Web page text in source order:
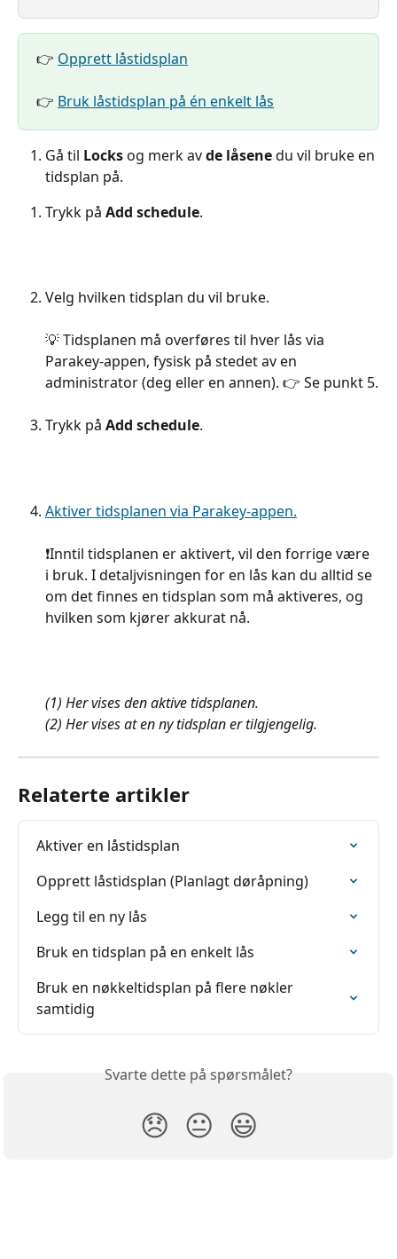
👉 Opprett låstidsplan
👉 Bruk låstidsplan på én enkelt lås
Gå til Locks og merk av de låsene du vil bruke en
tidsplan på.
Trykk på Add schedule.
Velg hvilken tidsplan du vil bruke.
💡 Tidsplanen må overføres til hver lås via
Parakey-appen, fysisk på stedet av en
administrator (deg eller en annen). 👉 Se punkt 5.
Trykk på Add schedule.
Aktiver tidsplanen via Parakey-appen.
❗️Inntil tidsplanen er aktivert, vil den forrige være
i bruk. I detaljvisningen for en lås kan du alltid se
om det finnes en tidsplan som må aktiveres, og
hvilken som kjører akkurat nå.
​​(1) Her vises den aktive tidsplanen.
​(2) Her vises at en ny tidsplan er tilgjengelig.
Relaterte artikler
Aktiver en låstidsplan
Opprett låstidsplan (Planlagt døråpning)
Legg til en ny lås
Bruk en tidsplan på en enkelt lås
Bruk en nøkkeltidsplan på flere nøkler
samtidig
Svarte dette på spørsmålet?
😞 😐 😃